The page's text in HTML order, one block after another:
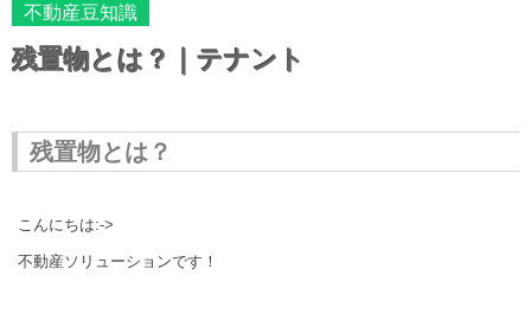
不動産豆知識
残置物とは？｜テナント
残置物とは？
こんにちは:->
不動産ソリューションです！